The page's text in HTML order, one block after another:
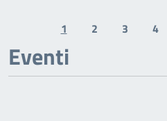
Previous page
1 2 3 4
Eventi